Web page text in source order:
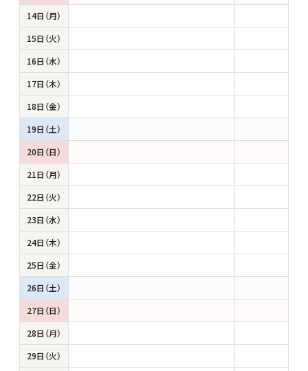
14日（月）
15日（火）
16日（水）
17日（木）
18日（金）
19日（土）
20日（日）
21日（月）
22日（火）
23日（水）
24日（木）
25日（金）
26日（土）
27日（日）
28日（月）
29日（火）